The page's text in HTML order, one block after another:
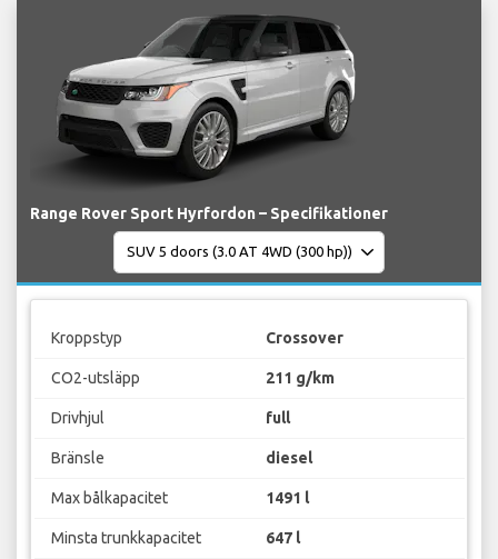
Range Rover Sport Hyrfordon – Specifikationer
Kroppstyp Crossover
CO2-utsläpp 211 g/km
Drivhjul full
Bränsle diesel
Max bålkapacitet 1491 l
Minsta trunkkapacitet 647 l